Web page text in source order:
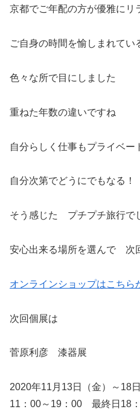
京都でご年配の方が優雅にリ
ご自身の時間を愉しまれてい
色々な所で目にしました
重ねた年数の違いですね
自分らしく仕事もプライベー
自分次第でどうにでもなる！
そう感じた プチプチ旅行で
安心出来る場所を選んで 次
オンラインショップはこちら
次回個展は
菅原利彦 漆器展
2020年11月13日（金）～18日
11：00～19：00 最終日18